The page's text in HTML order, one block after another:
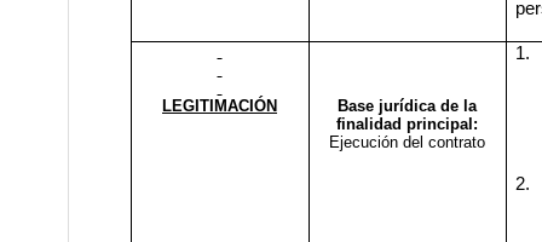
LEGITIMACIÓN
Base jurídica de la
finalidad principal:
Ejecución del contrato
1.
2.